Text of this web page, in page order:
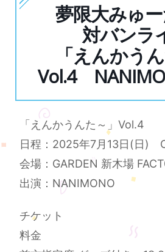
夢限大みゅ
対バンラ
「えんかう
Vol.4
「えんかうんた～」Vol.4
日程：2025年7月13日(日)
会場：GARDEN 新木場
出演：NANIMONO
チケット
料金